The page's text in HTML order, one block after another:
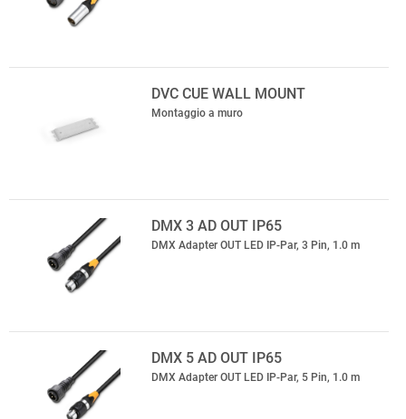
DVC CUE WALL MOUNT
Montaggio a muro
DMX 3 AD OUT IP65
DMX Adapter OUT LED IP-Par, 3 Pin, 1.0 m
DMX 5 AD OUT IP65
DMX Adapter OUT LED IP-Par, 5 Pin, 1.0 m